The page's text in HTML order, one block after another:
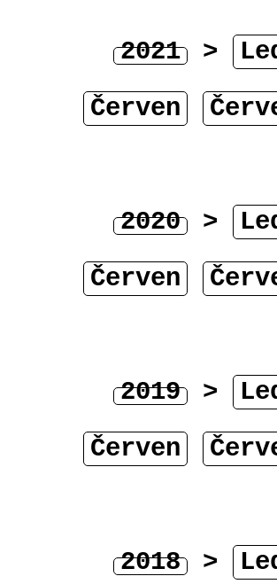
2021 >
Červen
2020 >
Červen
2019 >
Červen
2018 >